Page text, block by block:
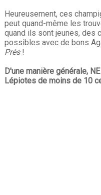
Heureusement, ces
peut quand-même les
quand ils sont jeunes, des
possibles avec de bons
Prés!
D'une manière générale,
Lépiotes de moins de 10